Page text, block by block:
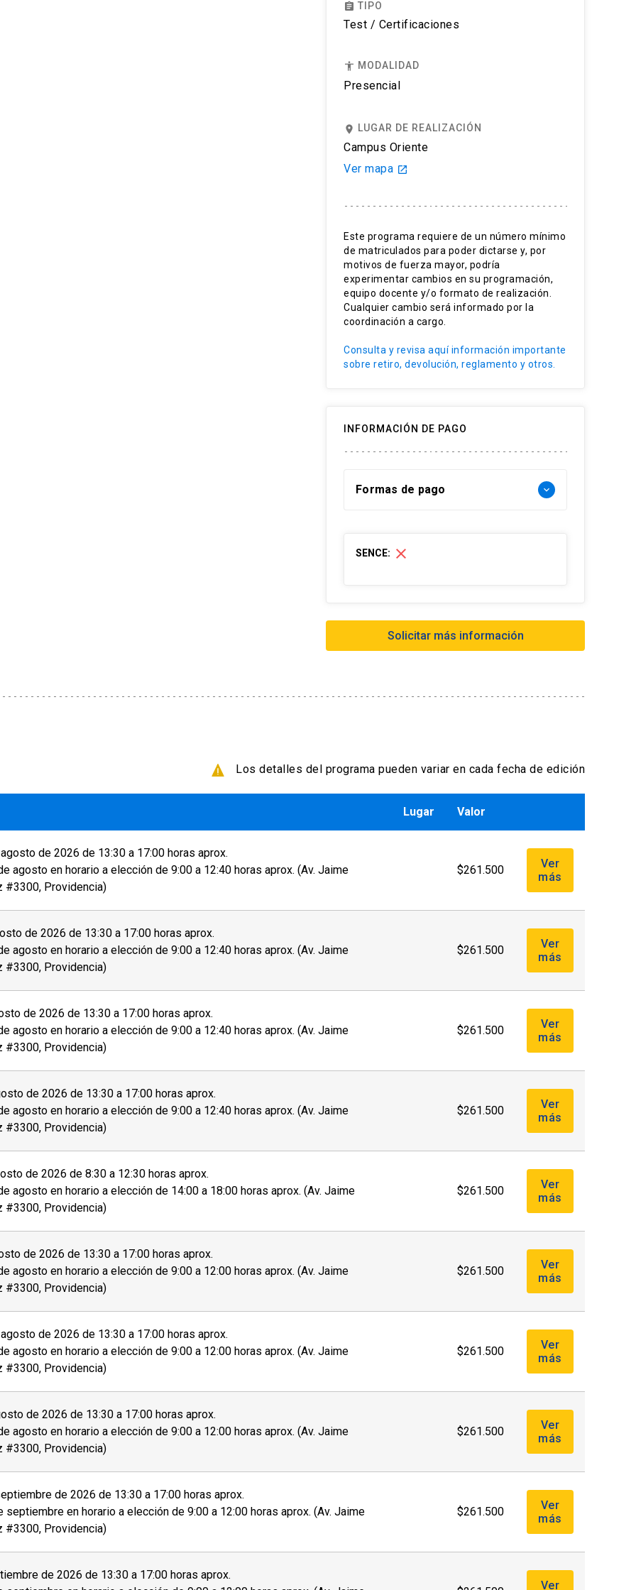
días antes de la prueba, se te cobrará una tarifa
después de la prueba o 13 días después de la
encuentren disponibles, se le notificará al
a sus resultados de manera online y retirar su
de English UC, ubicadas en Campus
físico. Además, puede pedir que se le envíe
de postulación que se encuentra al costado
documentos al momento de la postulación o
lados.
adecuadas, invitamos apersonas con
u otra, a dar aviso de esto durante el
o aceptado en el programa se debe
.
sobre el proceso de admisión y matrícula.
assignment TIPO
Test / Certificaciones
accessibility MODALIDAD
Presencial
place LUGAR DE REALIZACIÓN
Campus Oriente
Ver mapa launch
Este programa requiere de un número mínimo
de matriculados para poder dictarse y, por
motivos de fuerza mayor, podría
experimentar cambios en su programación,
equipo docente y/o formato de realización.
Cualquier cambio será informado por la
coordinación a cargo.
Consulta y revisa aquí información importante
sobre retiro, devolución, reglamento y otros.
INFORMACIÓN DE PAGO
Formas de pago keyboard_arrow_down
- Web pay: Tarjeta de crédito hasta 3
Formas de pago extranjero:
webpay
compra
SENCE: close
Solicitar más información
Los detalles del programa pueden variar en cada fecha de edición
Lugar Valor
de 2026 de 13:30 a 17:00 horas aprox.
agosto en horario a elección de 9:00 a 12:40 horas aprox. (Av. Jaime
#3300, Providencia)
$261.500
Ver
más
de 2026 de 13:30 a 17:00 horas aprox.
agosto en horario a elección de 9:00 a 12:40 horas aprox. (Av. Jaime
#3300, Providencia)
$261.500
Ver
más
de 2026 de 13:30 a 17:00 horas aprox.
agosto en horario a elección de 9:00 a 12:40 horas aprox. (Av. Jaime
#3300, Providencia)
$261.500
Ver
más
de 2026 de 13:30 a 17:00 horas aprox.
agosto en horario a elección de 9:00 a 12:40 horas aprox. (Av. Jaime
#3300, Providencia)
$261.500
Ver
más
de 2026 de 8:30 a 12:30 horas aprox.
agosto en horario a elección de 14:00 a 18:00 horas aprox. (Av. Jaime
#3300, Providencia)
$261.500
Ver
más
de 2026 de 13:30 a 17:00 horas aprox.
agosto en horario a elección de 9:00 a 12:00 horas aprox. (Av. Jaime
#3300, Providencia)
$261.500
Ver
más
de 2026 de 13:30 a 17:00 horas aprox.
agosto en horario a elección de 9:00 a 12:00 horas aprox. (Av. Jaime
#3300, Providencia)
$261.500
Ver
más
de 2026 de 13:30 a 17:00 horas aprox.
agosto en horario a elección de 9:00 a 12:00 horas aprox. (Av. Jaime
#3300, Providencia)
$261.500
Ver
más
de 2026 de 13:30 a 17:00 horas aprox.
septiembre en horario a elección de 9:00 a 12:00 horas aprox. (Av. Jaime
#3300, Providencia)
$261.500
Ver
más
de 2026 de 13:30 a 17:00 horas aprox.
Ver